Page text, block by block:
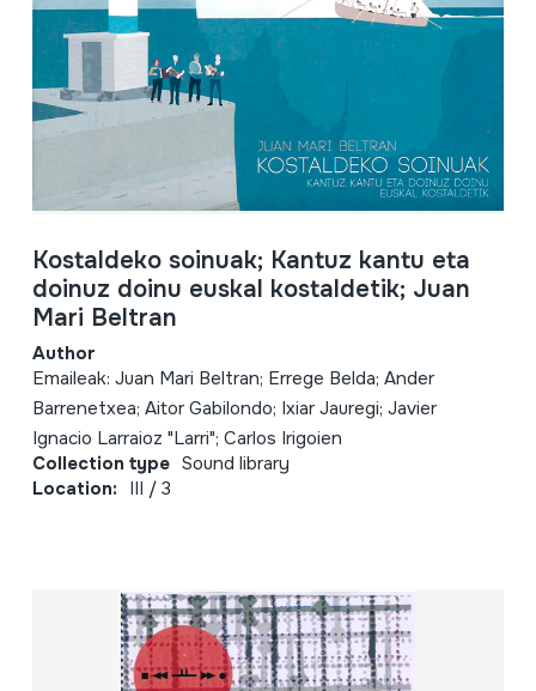
Kostaldeko soinuak; Kantuz kantu eta
doinuz doinu euskal kostaldetik; Juan
Mari Beltran
Author
Emaileak: Juan Mari Beltran; Errege Belda; Ander
Barrenetxea; Aitor Gabilondo; Ixiar Jauregi; Javier
Ignacio Larraioz "Larri"; Carlos Irigoien
Collection type Sound library
Location: III / 3